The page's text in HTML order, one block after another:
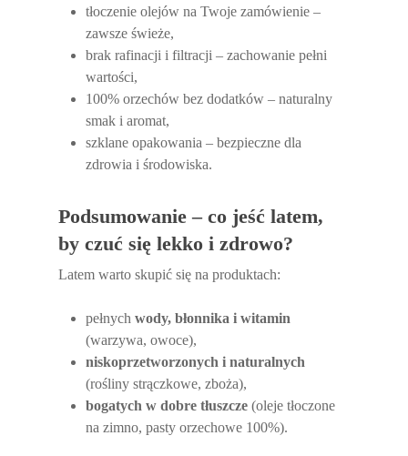
tłoczenie olejów na Twoje zamówienie –
zawsze świeże,
brak rafinacji i filtracji – zachowanie pełni
wartości,
100% orzechów bez dodatków – naturalny
smak i aromat,
szklane opakowania – bezpieczne dla
zdrowia i środowiska.
Podsumowanie – co jeść latem,
by czuć się lekko i zdrowo?
Latem warto skupić się na produktach:
pełnychwody, błonnika i witamin
(warzywa, owoce),
niskoprzetworzonych i naturalnych
(rośliny strączkowe, zboża),
bogatych w dobre tłuszcze (oleje tłoczone
na zimno, pasty orzechowe 100%).